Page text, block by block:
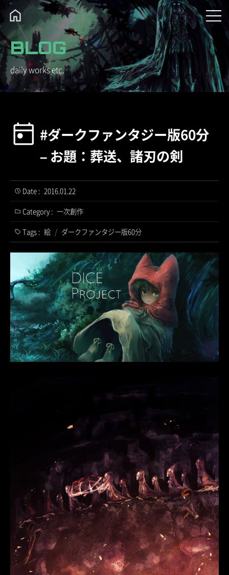
BLOG
daily works etc.
#ダークファンタジー版60分
– お題：葬送、諸刃の剣
Date : 2016.01.22
Category : 一次創作
Tags : 絵 / ダークファンタジー版60分